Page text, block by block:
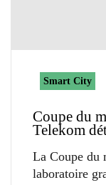
Smart City
Coupe du
Telekom
La Coupe du
laboratoire